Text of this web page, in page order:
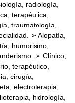
radiología,
terapéutica,
traumatología,
➢ Alopatía,
humorismo,
➢ Clínico,
terapéutico,
cirugía,
electroterapia,
hidrología,